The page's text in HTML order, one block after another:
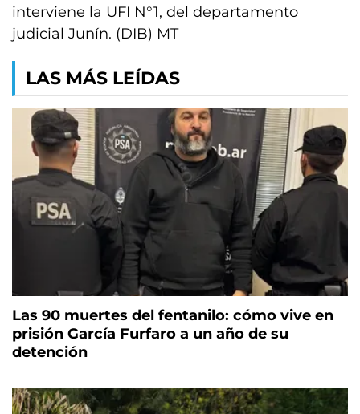
interviene la UFI N°1, del departamento
judicial Junín. (DIB) MT
LAS MÁS LEÍDAS
Las 90 muertes del fentanilo: cómo vive en
prisión García Furfaro a un año de su
detención